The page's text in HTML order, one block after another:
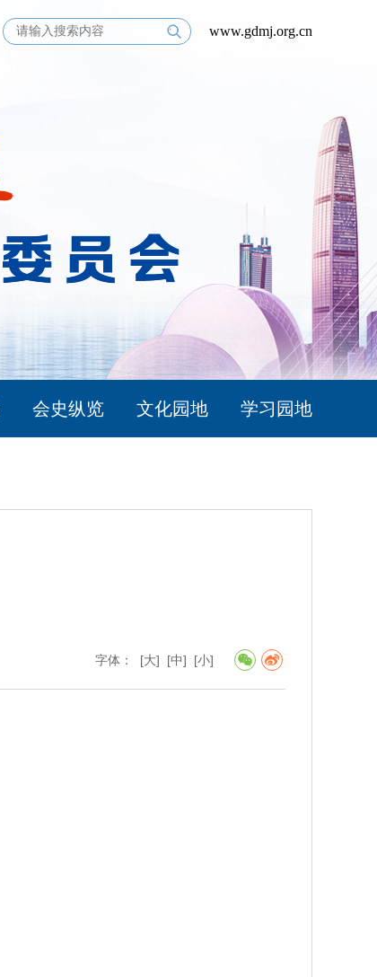
www.gdmj.org.cn
会史纵览 文化园地 学习园地
字体： [大] [中] [小]